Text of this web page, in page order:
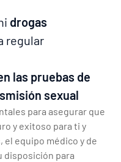
drogas
regular
las pruebas de
sexual
para asegurar que
y exitoso para ti y
el equipo médico y de
disposición para